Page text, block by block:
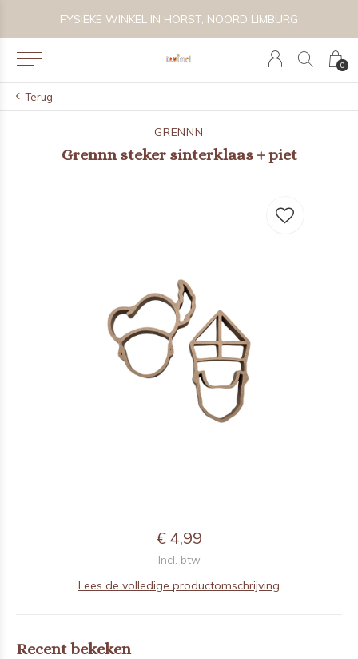
0
FYSIEKE WINKEL IN HORST, NOORD LIMBURG
Terug
GRENNN
Grennn steker sinterklaas + piet
€ 4,99
Incl. btw
Lees de volledige productomschrijving
Recent bekeken